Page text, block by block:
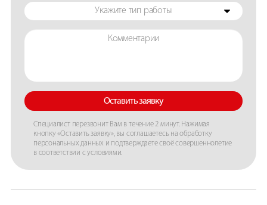
Укажите тип работы
Оставить заявку
Специалист перезвонит Вам в течение 2 минут. Нажимая
кнопку «Оставить заявку», вы соглашаетесь на обработку
персональных данных и подтверждаете своё совершеннолетие
в соответствии с условиями.